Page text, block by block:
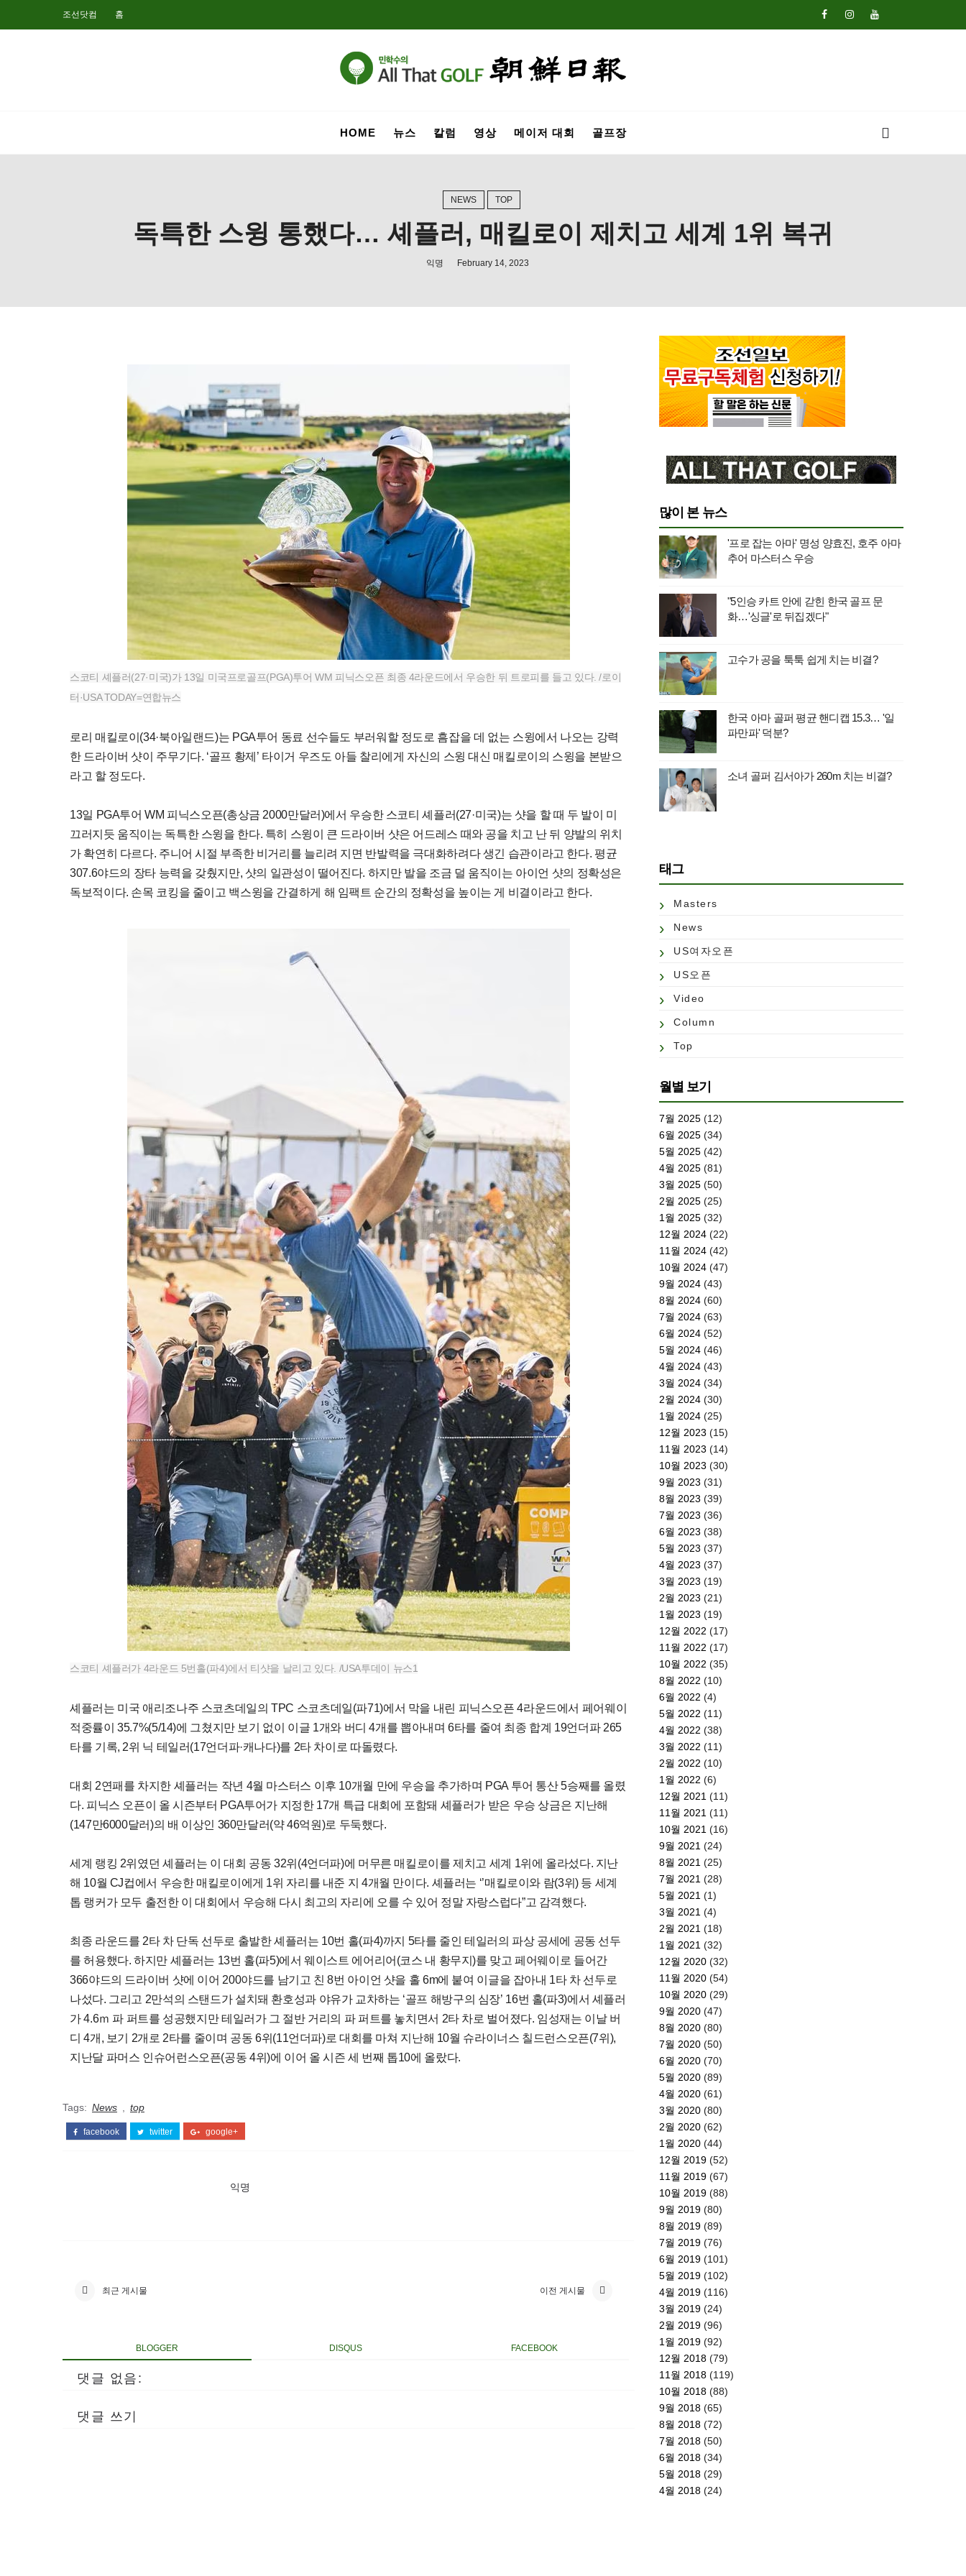
조선닷컴 홈
HOME 뉴스 칼럼 영상 메이저 대회 골프장
NEWS TOP
독특한 스윙 통했다… 셰플러, 매킬로이 제치고 세계 1위 복귀
익명 February 14, 2023
스코티 셰플러(27·미국)가 13일 미국프로골프(PGA)투어 WM 피닉스오픈 최종 4라운드에서 우승한 뒤 트로피를 들고 있다. /로이
터·USA TODAY=연합뉴스
로리 매킬로이(34·북아일랜드)는 PGA투어 동료 선수들도 부러워할 정도로 흠잡을 데 없는 스윙에서 나오는 강력
한 드라이버 샷이 주무기다. ‘골프 황제’ 타이거 우즈도 아들 찰리에게 자신의 스윙 대신 매킬로이의 스윙을 본받으
라고 할 정도다.
13일 PGA투어 WM 피닉스오픈(총상금 2000만달러)에서 우승한 스코티 셰플러(27·미국)는 샷을 할 때 두 발이 미
끄러지듯 움직이는 독특한 스윙을 한다. 특히 스윙이 큰 드라이버 샷은 어드레스 때와 공을 치고 난 뒤 양발의 위치
가 확연히 다르다. 주니어 시절 부족한 비거리를 늘리려 지면 반발력을 극대화하려다 생긴 습관이라고 한다. 평균
307.6야드의 장타 능력을 갖췄지만, 샷의 일관성이 떨어진다. 하지만 발을 조금 덜 움직이는 아이언 샷의 정확성은
독보적이다. 손목 코킹을 줄이고 백스윙을 간결하게 해 임팩트 순간의 정확성을 높이는 게 비결이라고 한다.
스코티 셰플러가 4라운드 5번홀(파4)에서 티샷을 날리고 있다. /USA투데이 뉴스1
셰플러는 미국 애리조나주 스코츠데일의 TPC 스코츠데일(파71)에서 막을 내린 피닉스오픈 4라운드에서 페어웨이
적중률이 35.7%(5/14)에 그쳤지만 보기 없이 이글 1개와 버디 4개를 뽑아내며 6타를 줄여 최종 합계 19언더파 265
타를 기록, 2위 닉 테일러(17언더파·캐나다)를 2타 차이로 따돌렸다.
대회 2연패를 차지한 셰플러는 작년 4월 마스터스 이후 10개월 만에 우승을 추가하며 PGA 투어 통산 5승째를 올렸
다. 피닉스 오픈이 올 시즌부터 PGA투어가 지정한 17개 특급 대회에 포함돼 셰플러가 받은 우승 상금은 지난해
(147만6000달러)의 배 이상인 360만달러(약 46억원)로 두둑했다.
세계 랭킹 2위였던 셰플러는 이 대회 공동 32위(4언더파)에 머무른 매킬로이를 제치고 세계 1위에 올라섰다. 지난
해 10월 CJ컵에서 우승한 매킬로이에게 1위 자리를 내준 지 4개월 만이다. 셰플러는 ‘’매킬로이와 람(3위) 등 세계
톱 랭커가 모두 출전한 이 대회에서 우승해 다시 최고의 자리에 오를 수 있어 정말 자랑스럽다”고 감격했다.
최종 라운드를 2타 차 단독 선두로 출발한 셰플러는 10번 홀(파4)까지 5타를 줄인 테일러의 파상 공세에 공동 선두
를 허용했다. 하지만 셰플러는 13번 홀(파5)에서 웨이스트 에어리어(코스 내 황무지)를 맞고 페어웨이로 들어간
366야드의 드라이버 샷에 이어 200야드를 남기고 친 8번 아이언 샷을 홀 6m에 붙여 이글을 잡아내 1타 차 선두로
나섰다. 그리고 2만석의 스탠드가 설치돼 환호성과 야유가 교차하는 ‘골프 해방구의 심장’ 16번 홀(파3)에서 셰플러
가 4.6ｍ 파 퍼트를 성공했지만 테일러가 그 절반 거리의 파 퍼트를 놓치면서 2타 차로 벌어졌다. 임성재는 이날 버
디 4개, 보기 2개로 2타를 줄이며 공동 6위(11언더파)로 대회를 마쳐 지난해 10월 슈라이너스 칠드런스오픈(7위),
지난달 파머스 인슈어런스오픈(공동 4위)에 이어 올 시즌 세 번째 톱10에 올랐다.
Tags: News top
facebook twitter google+
익명
최근 게시물 이전 게시물
BLOGGER DISQUS FACEBOOK
댓글 없음:
댓글 쓰기
많이 본 뉴스
'프로 잡는 아마' 명성 양효진, 호주 아마
추어 마스터스 우승
"5인승 카트 안에 갇힌 한국 골프 문
화…'싱글'로 뒤집겠다"
고수가 공을 툭툭 쉽게 치는 비결?
한국 아마 골퍼 평균 핸디캡 15.3… '일
파만파' 덕분?
소녀 골퍼 김서아가 260m 치는 비결?
태그
Masters
News
US여자오픈
US오픈
Video
Column
Top
월별 보기
7월 2025 (12)
6월 2025 (34)
5월 2025 (42)
4월 2025 (81)
3월 2025 (50)
2월 2025 (25)
1월 2025 (32)
12월 2024 (22)
11월 2024 (42)
10월 2024 (47)
9월 2024 (43)
8월 2024 (60)
7월 2024 (63)
6월 2024 (52)
5월 2024 (46)
4월 2024 (43)
3월 2024 (34)
2월 2024 (30)
1월 2024 (25)
12월 2023 (15)
11월 2023 (14)
10월 2023 (30)
9월 2023 (31)
8월 2023 (39)
7월 2023 (36)
6월 2023 (38)
5월 2023 (37)
4월 2023 (37)
3월 2023 (19)
2월 2023 (21)
1월 2023 (19)
12월 2022 (17)
11월 2022 (17)
10월 2022 (35)
8월 2022 (10)
6월 2022 (4)
5월 2022 (11)
4월 2022 (38)
3월 2022 (11)
2월 2022 (10)
1월 2022 (6)
12월 2021 (11)
11월 2021 (11)
10월 2021 (16)
9월 2021 (24)
8월 2021 (25)
7월 2021 (28)
5월 2021 (1)
3월 2021 (4)
2월 2021 (18)
1월 2021 (32)
12월 2020 (32)
11월 2020 (54)
10월 2020 (29)
9월 2020 (47)
8월 2020 (80)
7월 2020 (50)
6월 2020 (70)
5월 2020 (89)
4월 2020 (61)
3월 2020 (80)
2월 2020 (62)
1월 2020 (44)
12월 2019 (52)
11월 2019 (67)
10월 2019 (88)
9월 2019 (80)
8월 2019 (89)
7월 2019 (76)
6월 2019 (101)
5월 2019 (102)
4월 2019 (116)
3월 2019 (24)
2월 2019 (96)
1월 2019 (92)
12월 2018 (79)
11월 2018 (119)
10월 2018 (88)
9월 2018 (65)
8월 2018 (72)
7월 2018 (50)
6월 2018 (34)
5월 2018 (29)
4월 2018 (24)